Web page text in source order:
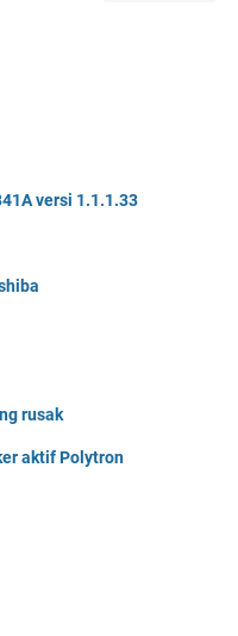
versi 1.1.1.33
rusak
aktif Polytron